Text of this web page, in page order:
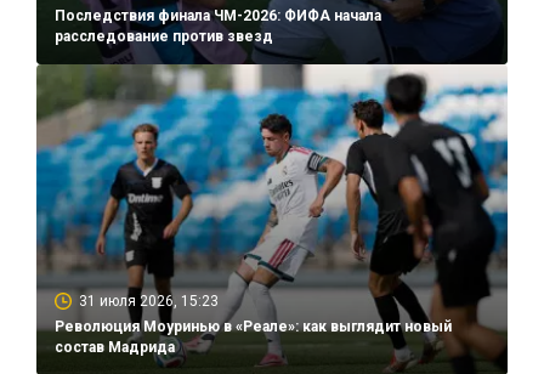
Последствия финала ЧМ-2026: ФИФА начала
расследование против звезд
31 июля 2026, 15:23
Революция Моуринью в «Реале»: как выглядит новый
состав Мадрида